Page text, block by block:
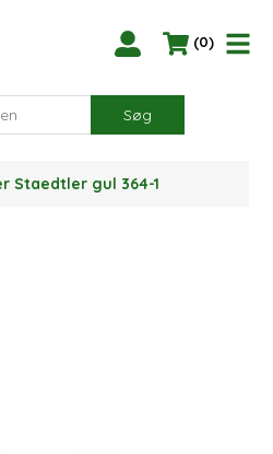
(0)
Søg
Staedtler gul 364-1